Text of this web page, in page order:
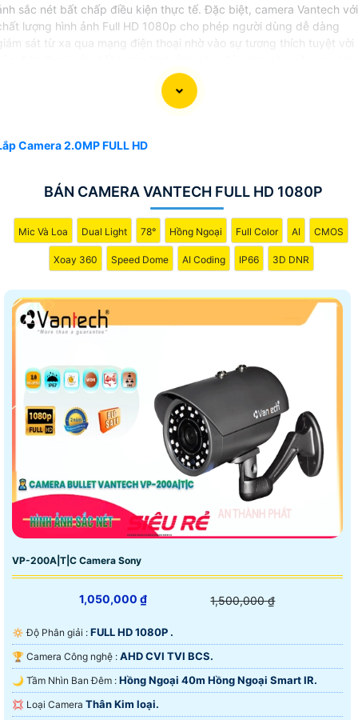
sắc nét bất chấp điều kiện thực tế. Đặc biệt, camera Vantech với
lượng hình ảnh Full HD 1080p cho phép người dùng dễ dàng
sát từ xa qua mạng điện thoại nhờ vào sự tương thích tuyệt vời
nhiều môi trường khác nhau. Với chi phí đầu tư không quá lớn
vẫn mang lại chất lượng giám sát ấn tượng đây là sự lựa chọn
Camera 2.0MP FULL HD
BÁN CAMERA VANTECH FULL HD 1080P
Mic Và Loa Dual Light 78° Hồng Ngoại Full Color AI CMOS
Xoay 360 Speed Dome AI Coding IP66 3D DNR
VP-200A|T|C Camera Sony
1,050,000 ₫ 1,500,000 ₫
🔅 Độ Phân giải : FULL HD 1080P .
🏆 Camera Công nghệ : AHD CVI TVI BCS.
🌙 Tầm Nhìn Ban Đêm : Hồng Ngoại 40m Hồng Ngoại Smart IR.
💢 Loại Camera Thân Kim loại.